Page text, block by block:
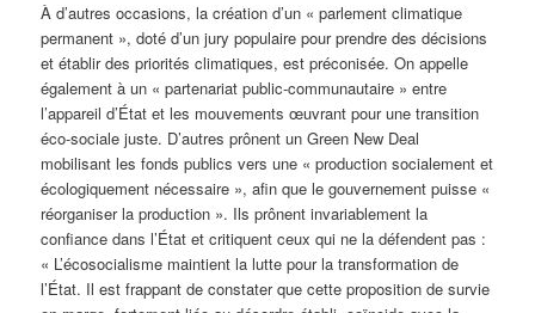
À d’autres occasions, la création d’un « parlement climatique
permanent », doté d’un jury populaire pour prendre des décisions
et établir des priorités climatiques, est préconisée. On appelle
également à un « partenariat public-communautaire » entre
l’appareil d’État et les mouvements œuvrant pour une transition
éco-sociale juste. D’autres prônent un Green New Deal
mobilisant les fonds publics vers une « production socialement et
écologiquement nécessaire », afin que le gouvernement puisse «
réorganiser la production ». Ils prônent invariablement la
confiance dans l’État et critiquent ceux qui ne la défendent pas :
« L’écosocialisme maintient la lutte pour la transformation de
l’État. Il est frappant de constater que cette proposition de survie